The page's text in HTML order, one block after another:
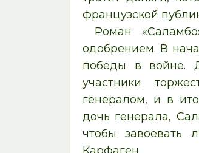
французской
Роман
одобрением. В
победы в войне.
участники
генералом, и в
дочь генерала,
чтобы завоевать